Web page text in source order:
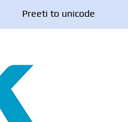
Preeti to unicode